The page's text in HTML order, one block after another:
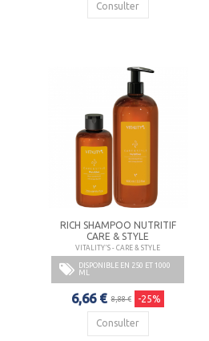
Consulter
RICH SHAMPOO NUTRITIF
CARE & STYLE
VITALITY'S - CARE & STYLE
DISPONIBLE EN 250 ET 1000
ML
6,66 € 8,88 € -25%
Consulter